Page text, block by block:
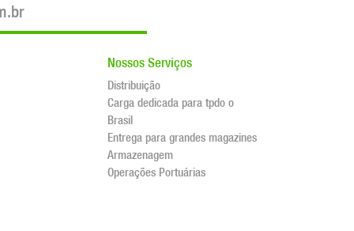
Nossos Serviços
Distribuição
Carga dedicada para tpdo o
Brasil
Entrega para grandes magazines
Armazenagem
Operações Portuárias